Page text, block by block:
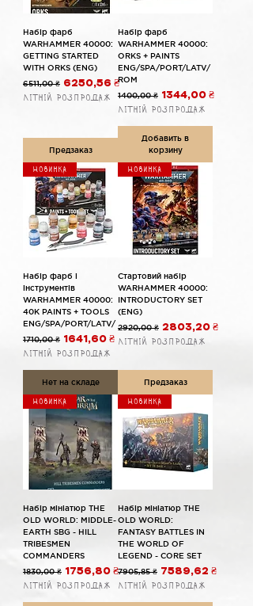
Набір фарб
WARHAMMER 40000:
GETTING STARTED
WITH ORKS (ENG)
Обычная цена
6511,00 ₴ Цена со скидкой
6250,56 ₴
Літній розпродаж
Предзаказ
Набір фарб
WARHAMMER 40000:
ORKS + PAINTS
ENG/SPA/PORT/LATV/
ROM
Обычная цена
1400,00 ₴ Цена со скидкой
1344,00 ₴
Літній розпродаж
Добавить в
корзину
Новинка
Набір фарб і
інструментів
WARHAMMER 40000:
40K PAINTS + TOOLS
ENG/SPA/PORT/LATV/
Обычная цена
1710,00 ₴ Цена со скидкой
1641,60 ₴
Літній розпродаж
Нет на складе
Новинка
Стартовий набір
WARHAMMER 40000:
INTRODUCTORY SET
(ENG)
Обычная цена
2920,00 ₴ Цена со скидкой
2803,20 ₴
Літній розпродаж
Предзаказ
Новинка
Набір мініатюр THE
OLD WORLD: MIDDLE-
EARTH SBG - HILL
TRIBESMEN
COMMANDERS
Обычная цена
1830,00 ₴ Цена со скидкой
1756,80 ₴
Літній розпродаж
Новинка
Набір мініатюр THE
OLD WORLD:
FANTASY BATTLES IN
THE WORLD OF
LEGEND - CORE SET
Обычная цена
7905,85 ₴ Цена со скидкой
7589,62 ₴
Літній розпродаж